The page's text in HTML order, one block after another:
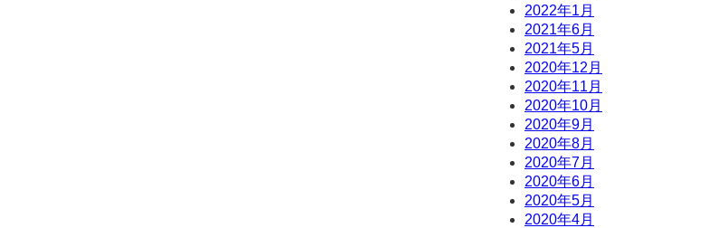
2022年1月
2021年6月
2021年5月
2020年12月
2020年11月
2020年10月
2020年9月
2020年8月
2020年7月
2020年6月
2020年5月
2020年4月